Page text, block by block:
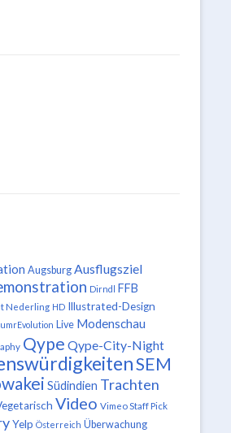
Augsburg Ausflugsziel
Dirndl FFB
Nederling HD Illustrated-Design
Live Modenschau
Qype Qype-City-Night
SEM
Südindien Trachten
Video Vimeo Staff Pick
Yelp Österreich Überwachung